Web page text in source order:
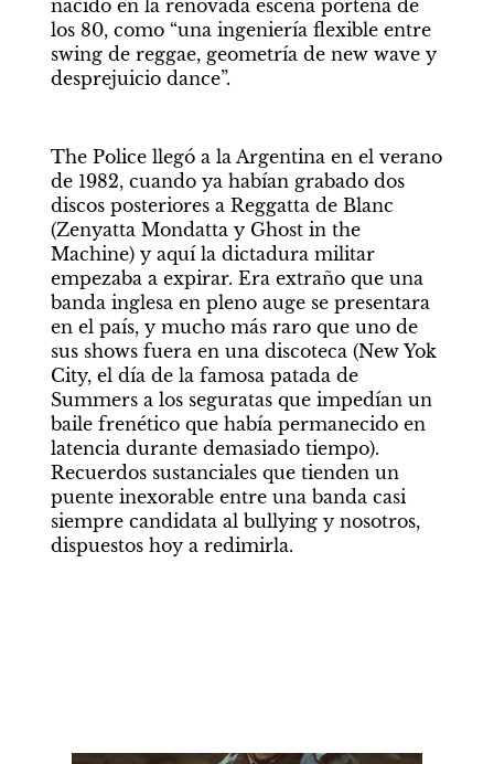
nacido en la renovada escena porteña de
los 80, como “una ingeniería flexible entre
swing de reggae, geometría de new wave y
desprejuicio dance”.
The Police llegó a la Argentina en el verano
de 1982, cuando ya habían grabado dos
discos posteriores a Reggatta de Blanc
(Zenyatta Mondatta y Ghost in the
Machine) y aquí la dictadura militar
empezaba a expirar. Era extraño que una
banda inglesa en pleno auge se presentara
en el país, y mucho más raro que uno de
sus shows fuera en una discoteca (New Yok
City, el día de la famosa patada de
Summers a los seguratas que impedían un
baile frenético que había permanecido en
latencia durante demasiado tiempo).
Recuerdos sustanciales que tienden un
puente inexorable entre una banda casi
siempre candidata al bullying y nosotros,
dispuestos hoy a redimirla.